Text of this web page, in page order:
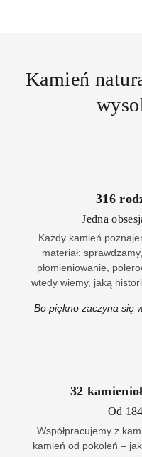
Kamień
316
Jedna
Każdy kamień
materiał:
płomieniowanie,
wtedy wiemy, jaką
Bo piękno zaczyna się
32
Od
Współpracujemy z
kamień od pokoleń –